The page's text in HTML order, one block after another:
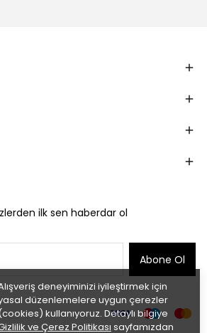
deneyiminizi iyileştirmek için
düzenlemelere uygun çerezler
kullanıyoruz. Detaylı bilgiye
ve Çerez Politikası sayfamızdan
ilk sen haberdar ol
Abone Ol